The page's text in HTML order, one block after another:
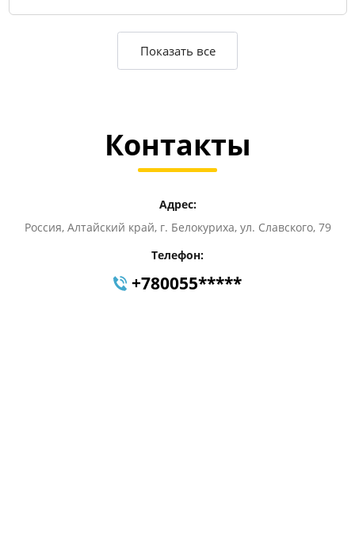
Показать все
Контакты
Адрес:
Россия, Алтайский край, г. Белокуриха, ул. Славского, 79
Телефон:
+780055*****